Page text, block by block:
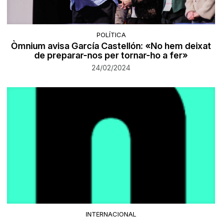
POLÍTICA
Òmnium avisa García Castellón: «No hem deixat
de preparar-nos per tornar-ho a fer»
24/02/2024
INTERNACIONAL